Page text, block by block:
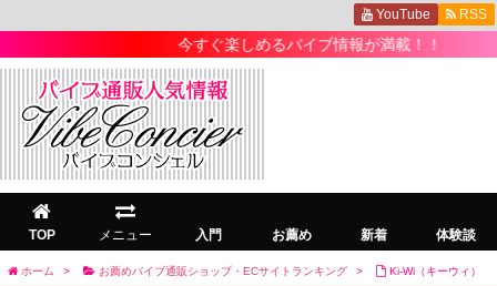
今すぐ楽しめるバイブ情報が満載！！
TOP メニュー 入門 お薦め 新着 体験談
YouTube RSS
ホーム > お薦めバイブ通販ショップ・ECサイトランキング > Ki-Wi（キーウィ）